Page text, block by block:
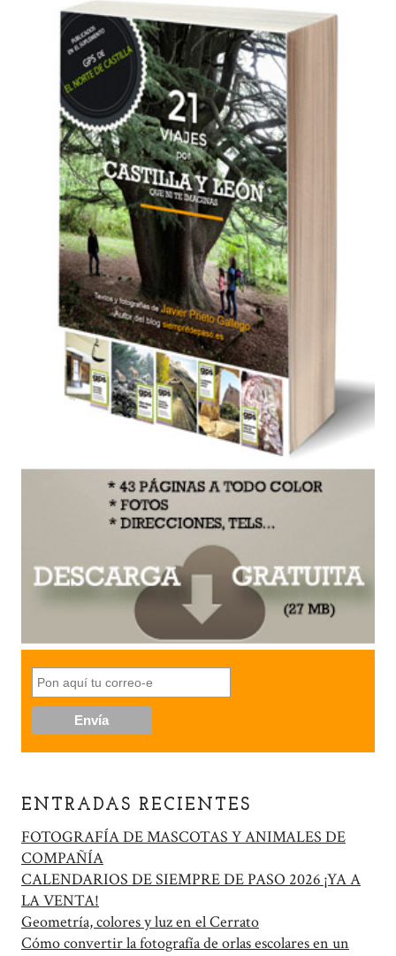
ENTRADAS RECIENTES
FOTOGRAFÍA DE MASCOTAS Y ANIMALES DE
COMPAÑÍA
CALENDARIOS DE SIEMPRE DE PASO 2026 ¡YA A
LA VENTA!
Geometría, colores y luz en el Cerrato
Cómo convertir la fotografía de orlas escolares en un